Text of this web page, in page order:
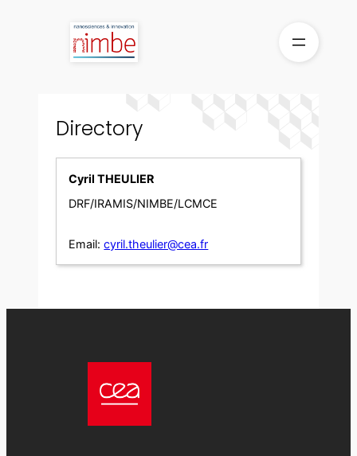
Directory
Cyril THEULIER
DRF/IRAMIS/NIMBE/LCMCE
Email: cyril.theulier@cea.fr